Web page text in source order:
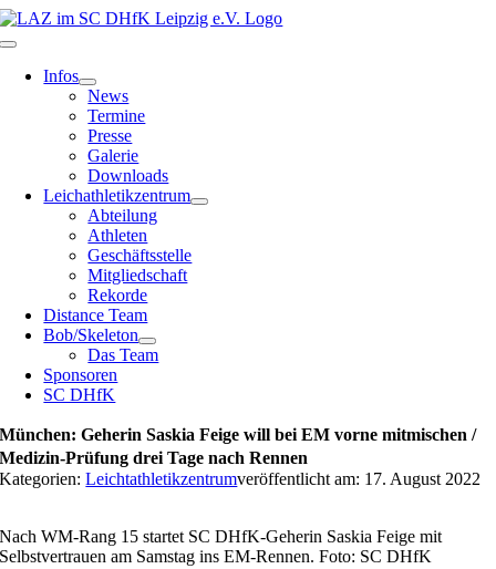
Zum
Inhalt
Toggle
Navigation
Infos
News
Termine
Presse
Galerie
Downloads
Leichathletikzentrum
Abteilung
Athleten
Geschäftsstelle
Mitgliedschaft
Rekorde
Distance Team
Bob/Skeleton
Das Team
Sponsoren
SC DHfK
München: Geherin Saskia Feige will bei EM vorne mitmischen /
Medizin-Prüfung drei Tage nach Rennen
Kategorien:Leichtathletikzentrumveröffentlicht am: 17. August 2022
Nach WM-Rang 15 startet SC DHfK-Geherin Saskia Feige mit
Selbstvertrauen am Samstag ins EM-Rennen. Foto: SC DHfK